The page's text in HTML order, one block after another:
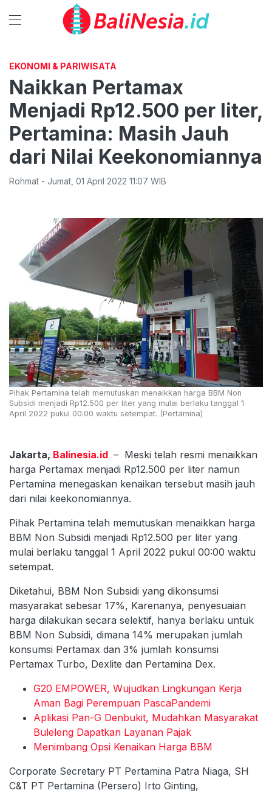
EKONOMI & PARIWISATA
Naikkan Pertamax
Menjadi Rp12.500 per liter,
Pertamina: Masih Jauh
dari Nilai Keekonomiannya
Rohmat - Jumat 01 April 2022 11:07 WIB
Pihak Pertamina telah memutuskan menaikkan harga BBM Non
Subsidi menjadi Rp12.500 per liter yang mulai berlaku tanggal 1
April 2022 pukul 00:00 waktu setempat. (Pertamina)
Jakarta, Balinesia.id – Meski telah resmi menaikkan
harga Pertamax menjadi Rp12.500 per liter namun
Pertamina menegaskan kenaikan tersebut masih jauh
dari nilai keekonomiannya.
Pihak Pertamina telah memutuskan menaikkan harga
BBM Non Subsidi menjadi Rp12.500 per liter yang
mulai berlaku tanggal 1 April 2022 pukul 00:00 waktu
setempat.
Diketahui, BBM Non Subsidi yang dikonsumsi
masyarakat sebesar 17%, Karenanya, penyesuaian
harga dilakukan secara selektif, hanya berlaku untuk
BBM Non Subsidi, dimana 14% merupakan jumlah
konsumsi Pertamax dan 3% jumlah konsumsi
Pertamax Turbo, Dexlite dan Pertamina Dex.
G20 EMPOWER, Wujudkan Lingkungan Kerja
Aman Bagi Perempuan PascaPandemi
Aplikasi Pan-G Denbukit, Mudahkan Masyarakat
Buleleng Dapatkan Layanan Pajak
Menimbang Opsi Kenaikan Harga BBM
Corporate Secretary PT Pertamina Patra Niaga, SH
C&T PT Pertamina (Persero) Irto Ginting,